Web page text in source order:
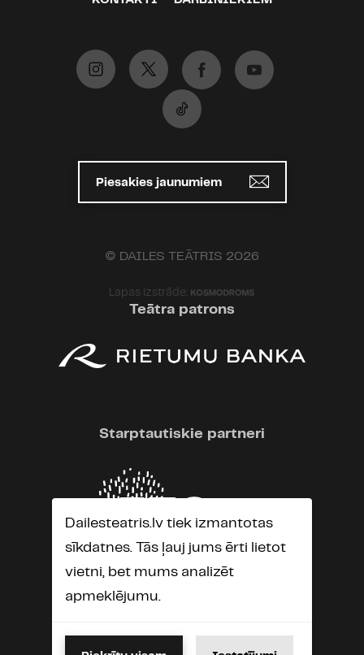
Piesakies jaunumiem
© DAILES TEĀTRIS 2026
Lapas izstrāde:
Teātra patrons
Starptautiskie partneri
Dailesteatris.lv tiek izmantotas
sīkdatnes. Tās ļauj jums ērti lietot
vietni, bet mums analizēt
apmeklējumu.